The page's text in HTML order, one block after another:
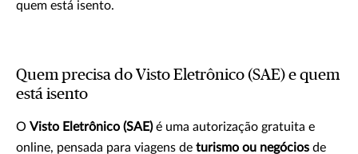
quem está isento.
Quem precisa do Visto Eletrônico (SAE) e quem
está isento
O Visto Eletrônico (SAE)é uma autorização gratuita e
online, pensada para viagens de turismo ou negócios de